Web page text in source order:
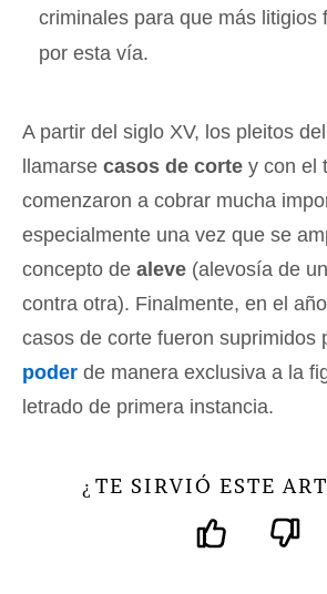
criminales para que más litigios
por esta vía.
A partir del siglo XV, los pleitos
llamarse casos de corte y con el
comenzaron a cobrar mucha
especialmente una vez que se
concepto de aleve (alevosía de
contra otra). Finalmente, en el
casos de corte fueron suprimidos
poder de manera exclusiva a la
letrado de primera instancia.
¿ TE SIRVIÓ ESTE